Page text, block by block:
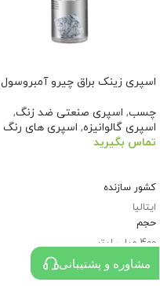
اسپری زینک براق چیرو آمبروسول
چسب, اسپری صنعتی ضد زنگ,
اسپری گالوانیزه, اسپری های رنگ
تماس بگیرید
کشور سازنده
ایتالیا
حجم
400 میلی لیتر
کد محصول
Z350
مشاوره و پشتیبانی